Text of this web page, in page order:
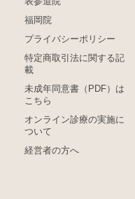
福岡院
プライバシーポリシー
特定商取引法に関する記
載
未成年同意書（PDF）は
こちら
オンライン診療の実施に
ついて
経営者の方へ